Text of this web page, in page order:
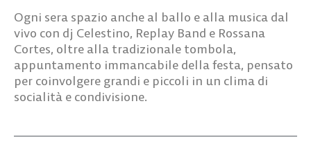
Ogni sera spazio anche al ballo e alla musica dal
vivo con dj Celestino, Replay Band e Rossana
Cortes, oltre alla tradizionale tombola,
appuntamento immancabile della festa, pensato
per coinvolgere grandi e piccoli in un clima di
socialità e condivisione.